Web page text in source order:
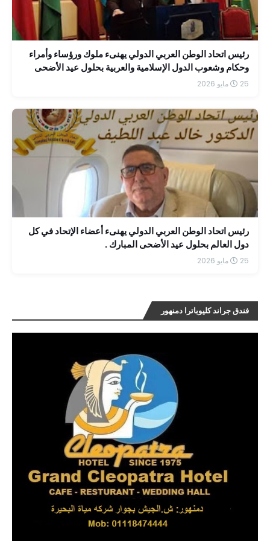
رئيس اتحاد الوطن العربي الدولي يهنىء ملوك ورؤساء وأمراء
وحكام وشعوب الدول الإسلامية والعربية بحلول عيد الأضحى
المبارك
25 مايو 2026
رئيس اتحاد الوطن العربي الدولي يهنىء أعضاء الإتحاد في كل
دول العالم بحلول عيد الأضحى المبارك .
25 مايو 2026
فندق جراند كليوباترا دمنهور